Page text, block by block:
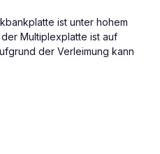
ist unter hohem
Multiplexplatte ist auf
der Verleimung kann